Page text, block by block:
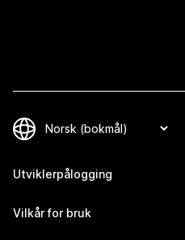
Utviklerpålogging
Vilkår for bruk